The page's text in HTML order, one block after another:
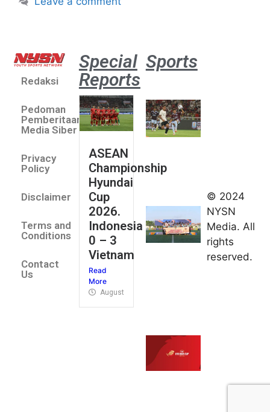
Redaksi
Pedoman
Pemberitaan
Media Siber
Privacy
Policy
Disclaimer
Terms and
Conditions
Contact
Us
Special
Reports
ASEAN
Championship
Hyundai
Cup
2026.
Indonesia
0 – 3
Vietnam
Read
More
August 4, 2026
Sports
umum
Kejurnas
Panahan
Junior di
Kudus
grup
© 2024
NYSN
Media. All
rights
reserved.